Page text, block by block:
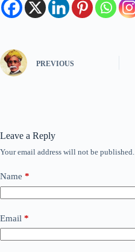
PREVIOUS
Leave a Reply
Your email address will not be published.
Name *
Email *